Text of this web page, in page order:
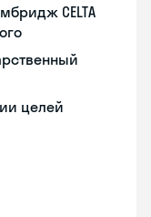
CELTA
целей